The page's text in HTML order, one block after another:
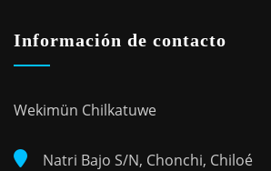
Información de contacto
Wekimün Chilkatuwe
Natri Bajo S/N, Chonchi, Chiloé